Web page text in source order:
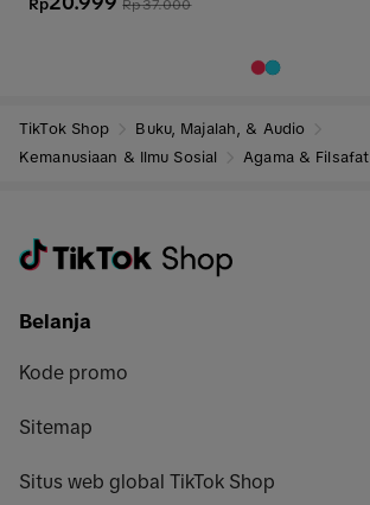
Rp37.000
TikTok Shop
Buku, Majalah, & Audio
Kemanusiaan & Ilmu Sosial
Agama & Filsafat
Belanja
Kode promo
Sitemap
Situs web global TikTok Shop